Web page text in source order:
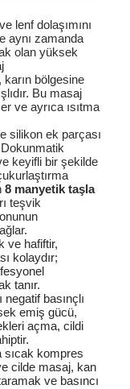
lenf dolaşımını
aynı zamanda
olan yüksek
karın bölgesine
Bu masaj
ve ayrıca ısıtma
silikon ek parçası
keyifli bir şekilde
8 manyetik taşla
teşvik
ve hafiftir,
kolaydır;
tanır.
basınçlı
emiş gücü,
açma, cildi
sıcak kompres
cilde masaj, kan
ve basıncı